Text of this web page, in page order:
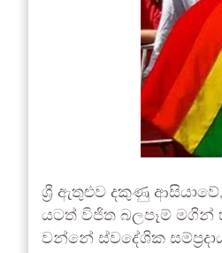
ශ්‍රී ඇතුළුව දකුණු
යටත් විජිත බලපෑම් මගින්
වන්නේ ස්වදේශික